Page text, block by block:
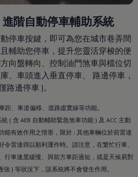
階自動停車輔助系統
停車按鍵，即可為您在城市巷弄間
輔助您停車，提升您靈活穿梭的便
向盤轉向、控制油門煞車與檔位切
、車頭進入垂直停車、 路邊停車，
路邊停車 )。
距、車道偏移、道路虛實線等功能。
( 含 AEB 自動輔助緊急煞車功能 ) 及 ACC 主動
能有效作用之情形，限於 : 其他車輛位於前雷達
令雷達得以順利運作時。請注意，在繁忙行車、
行車速度緩慢、與前方車距過短，或是天候易對
) 等狀況下，該系統將不會發生作用。